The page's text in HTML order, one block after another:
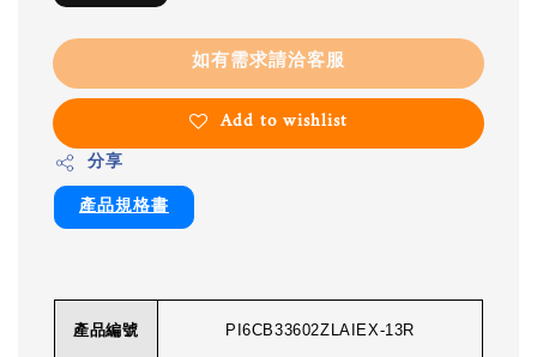
如有需求請洽客服
Add to wishlist
分享
產品規格書
產品編號 PI6CB33602ZLAIEX-13R